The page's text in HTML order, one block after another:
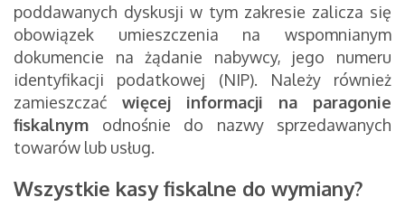
poddawanych dyskusji w tym zakresie zalicza się
obowiązek umieszczenia na wspomnianym
dokumencie na żądanie nabywcy, jego numeru
identyfikacji podatkowej (NIP). Należy również
zamieszczać więcej informacji na paragonie
fiskalnym odnośnie do nazwy sprzedawanych
towarów lub usług.
Wszystkie kasy fiskalne do wymiany?